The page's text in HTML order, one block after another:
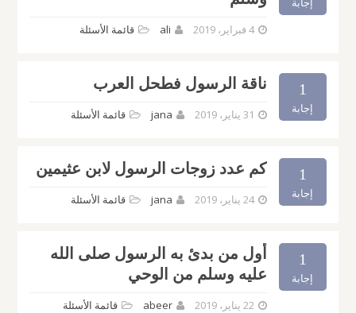
إجابة
4 فبراير، 2019 ali قائمة الأسئلة
1
إجابة
ناقة الرسول فطحل العرب
31 يناير، 2019 jana قائمة الأسئلة
1
إجابة
كم عدد زوجات الرسول لابن عثيمين
24 يناير، 2019 jana قائمة الأسئلة
1
إجابة
أول من بدئ به الرسول صلى الله
عليه وسلم من الوحي
22 يناير، 2019 abeer قائمة الأسئلة